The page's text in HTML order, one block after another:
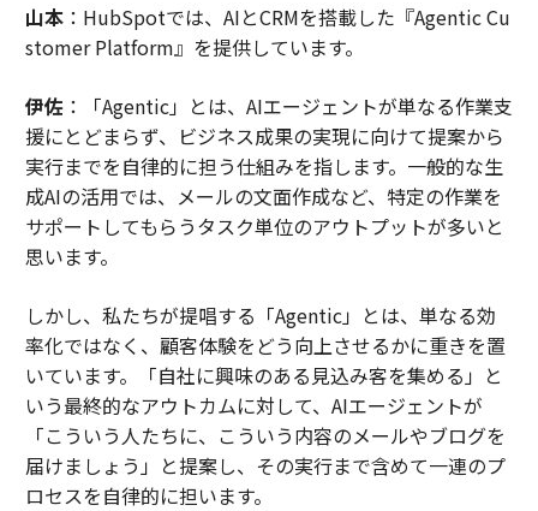
山本：HubSpotでは、AIとCRMを搭載した『Agentic Cu
stomer Platform』を提供しています。
伊佐：「Agentic」とは、AIエージェントが単なる作業支
援にとどまらず、ビジネス成果の実現に向けて提案から
実行までを自律的に担う仕組みを指します。一般的な生
成AIの活用では、メールの文面作成など、特定の作業を
サポートしてもらうタスク単位のアウトプットが多いと
思います。
しかし、私たちが提唱する「Agentic」とは、単なる効
率化ではなく、顧客体験をどう向上させるかに重きを置
いています。「自社に興味のある見込み客を集める」と
いう最終的なアウトカムに対して、AIエージェントが
「こういう人たちに、こういう内容のメールやブログを
届けましょう」と提案し、その実行まで含めて一連のプ
ロセスを自律的に担います。